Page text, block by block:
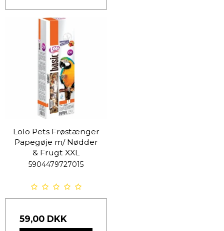
Lolo Pets Frøstænger
Papegøje m/ Nødder
& Frugt XXL
5904479727015
59,00 DKK